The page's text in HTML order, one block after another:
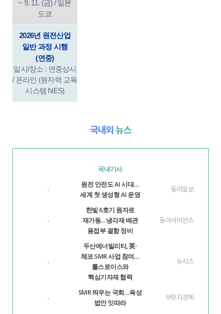
~ 9. 11. (금) / 일본
도쿄
2026년 원전산업
일반 과정 시행
(연중)
일시/장소 : 연중상시
/ 온라인 (원자력 교육
시스템 NES)
국내외 뉴스
국내기사
·
원전 안전도 AI 시대…
세계 첫 생성형 AI 운영
동아일보
·
한빛 6호기 원자로
재가동…냉각재 배관
용접부 결함 정비
동아사이언스
·
두산에너빌리티, 英·
체코 SMR 사업 참여…
롤스로이스와
핵심기자재 협력
뉴시스
·
SMR 띄우는 국회…육성
법안 잇따라
브릿지경제